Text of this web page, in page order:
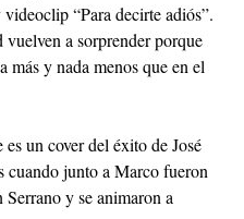
“Para decirte adiós”.
a sorprender porque
más y nada menos que en el
es un cover del éxito de José
cuando junto a Marco fueron
y se animaron a